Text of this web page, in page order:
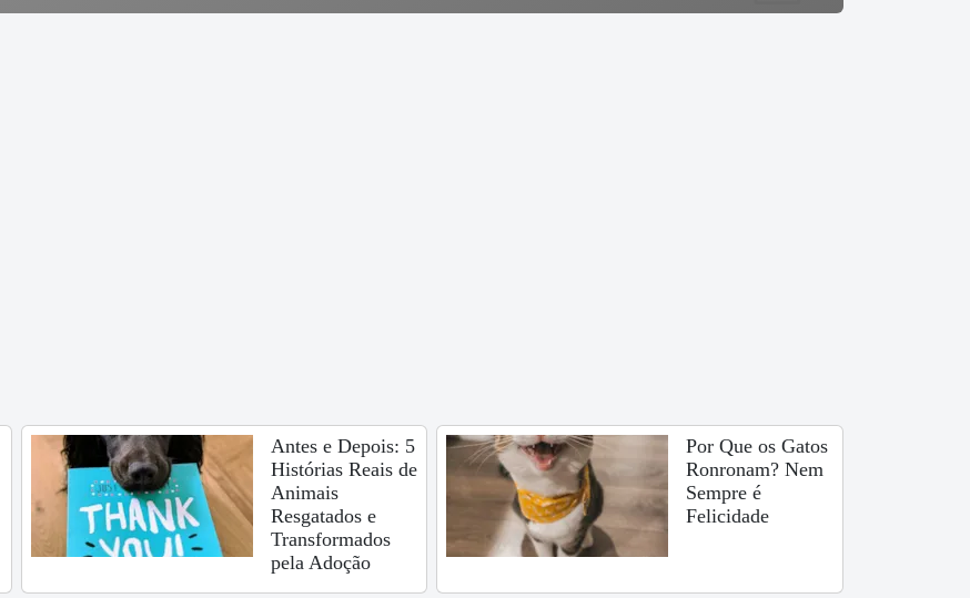
Antes e Depois: 5
Histórias Reais de
Animais
Resgatados e
Transformados
pela Adoção
Por Que os Gatos
Ronronam? Nem
Sempre é
Felicidade